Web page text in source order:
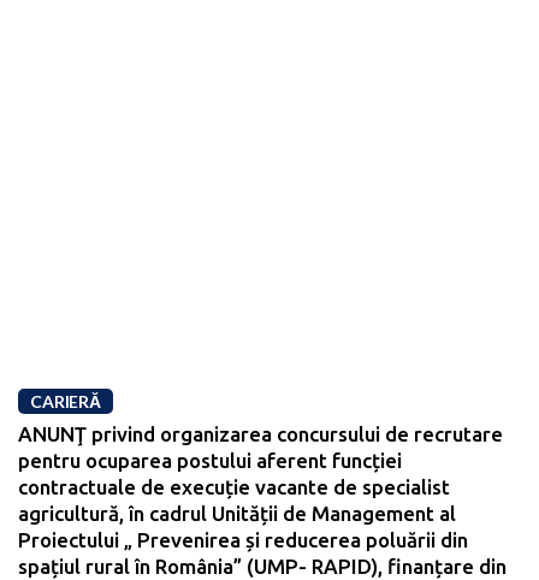
CARIERĂ
ANUNŢ privind organizarea concursului de recrutare
pentru ocuparea postului aferent funcției
contractuale de execuție vacante de specialist
agricultură, în cadrul Unității de Management al
Proiectului „ Prevenirea și reducerea poluării din
spațiul rural în România” (UMP- RAPID), finanțare din